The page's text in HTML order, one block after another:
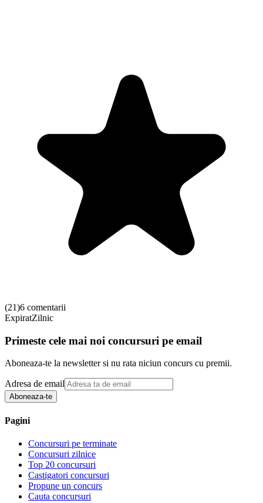
(21)6 comentarii
ExpiratZilnic
Primeste cele mai noi concursuri pe email
Aboneaza-te la newsletter si nu rata niciun concurs cu premii.
Adresa de email
Aboneaza-te
Pagini
Concursuri pe terminate
Concursuri zilnice
Top 20 concursuri
Castigatori concursuri
Propune un concurs
Cauta concursuri